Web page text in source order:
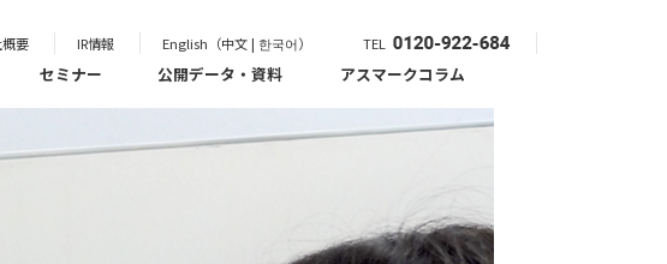
要 IR情報 English（中文 | 한국어） TEL
セミナー 公開データ・資料 アスマークコラム